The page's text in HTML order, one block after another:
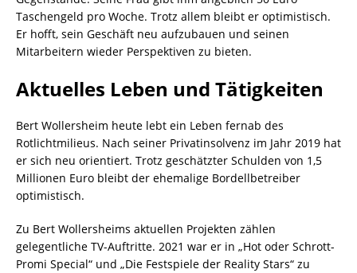
Taschengeld pro Woche. Trotz allem bleibt er optimistisch.
Er hofft, sein Geschäft neu aufzubauen und seinen
Mitarbeitern wieder Perspektiven zu bieten.
Aktuelles Leben und Tätigkeiten
Bert Wollersheim heute lebt ein Leben fernab des
Rotlichtmilieus. Nach seiner Privatinsolvenz im Jahr 2019 hat
er sich neu orientiert. Trotz geschätzter Schulden von 1,5
Millionen Euro bleibt der ehemalige Bordellbetreiber
optimistisch.
Zu Bert Wollersheims aktuellen Projekten zählen
gelegentliche TV-Auftritte. 2021 war er in „Hot oder Schrott-
Promi Special“ und „Die Festspiele der Reality Stars“ zu